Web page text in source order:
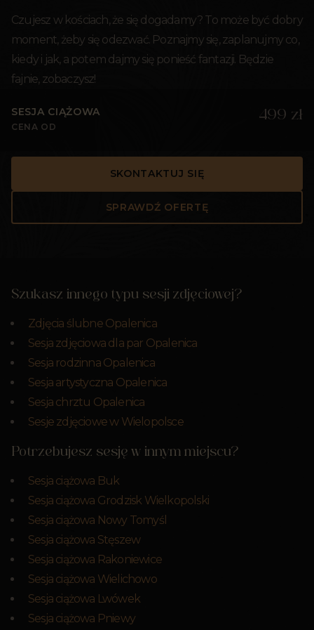
Czujesz w kościach, że się dogadamy? To może być dobry
moment, żeby się odezwać. Poznajmy się, zaplanujmy co,
kiedy i jak, a potem dajmy się ponieść fantazji. Będzie
fajnie, zobaczysz!
SESJA CIĄŻOWA
CENA OD
499 zł
SKONTAKTUJ SIĘ
SPRAWDŹ OFERTĘ
Szukasz innego typu sesji zdjęciowej?
Zdjęcia ślubne Opalenica
Sesja zdjęciowa dla par Opalenica
Sesja rodzinna Opalenica
Sesja artystyczna Opalenica
Sesja chrztu Opalenica
Sesje zdjęciowe w Wielopolsce
Potrzebujesz sesję w innym miejscu?
Sesja ciążowa Buk
Sesja ciążowa Grodzisk Wielkopolski
Sesja ciążowa Nowy Tomyśl
Sesja ciążowa Stęszew
Sesja ciążowa Rakoniewice
Sesja ciążowa Wielichowo
Sesja ciążowa Lwówek
Sesja ciążowa Pniewy